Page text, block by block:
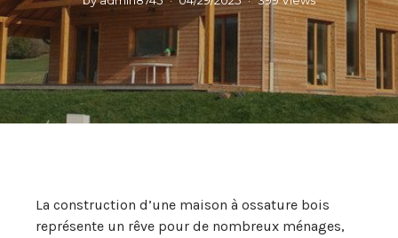
La construction d’une maison à ossature bois
représente un rêve pour de nombreux ménages,